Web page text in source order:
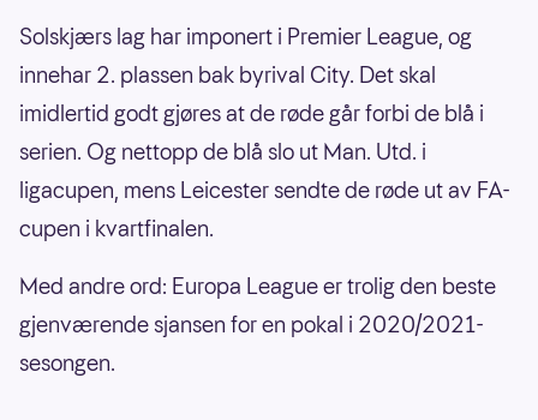
Solskjærs lag har imponert i Premier League, og
innehar 2. plassen bak byrival City. Det skal
imidlertid godt gjøres at de røde går forbi de blå i
serien. Og nettopp de blå slo ut Man. Utd. i
ligacupen, mens Leicester sendte de røde ut av FA-
cupen i kvartfinalen.
Med andre ord: Europa League er trolig den beste
gjenværende sjansen for en pokal i 2020/2021-
sesongen.